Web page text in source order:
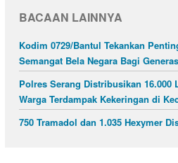
BACAAN LAINNYA
Kodim 0729/Bantul Tekankan
Semangat Bela Negara Bagi
Polres Serang Distribusikan
Warga Terdampak Kekeringan di
750 Tramadol dan 1.035 Hexymer